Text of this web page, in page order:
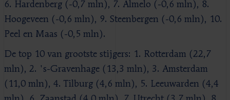
6. Hardenberg (-0,7 mln), 7. Almelo (-0,6 mln), 8.
Hoogeveen (-0,6 mln), 9. Steenbergen (-0,6 mln), 10.
Peel en Maas (-0,5 mln).
De top 10 van grootste stijgers: 1. Rotterdam (22,7
mln), 2. 's-Gravenhage (13,3 mln), 3. Amsterdam
(11,0 mln), 4. Tilburg (4,6 mln), 5. Leeuwarden (4,4